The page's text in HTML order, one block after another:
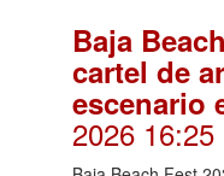
Baja
cartel de
escenario
2026 16:25